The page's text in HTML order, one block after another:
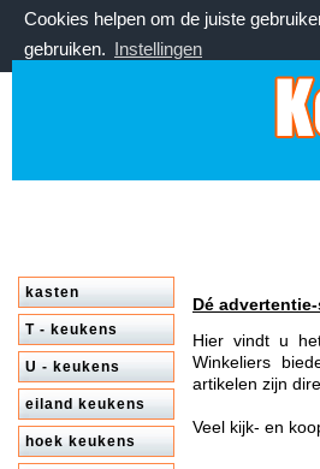
Cookies helpen om de juiste
gebruiken. Instellingen
donderdag 6 augustus 2026, 06:27 uur
kasten
T - keukens
U - keukens
eiland keukens
hoek keukens
Dé
Hier vindt u
Winkeliers
artikelen zijn
Veel kijk- en